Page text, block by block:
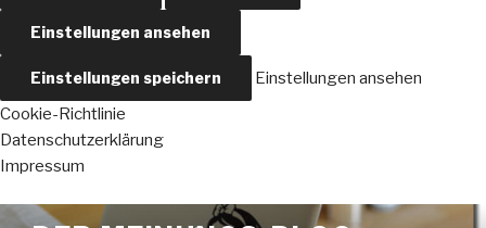
Einstellungen ansehen
Einstellungen speichern
Einstellungen ansehen
Cookie-Richtlinie
Datenschutzerklärung
Impressum
Zum